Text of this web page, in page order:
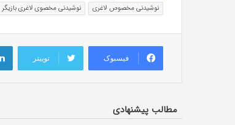
نوشیدنی مخصوص لاغری
نوشیدنی مخصوی لاغری
فیسبوک توییتر
مطالب پیشنهادی